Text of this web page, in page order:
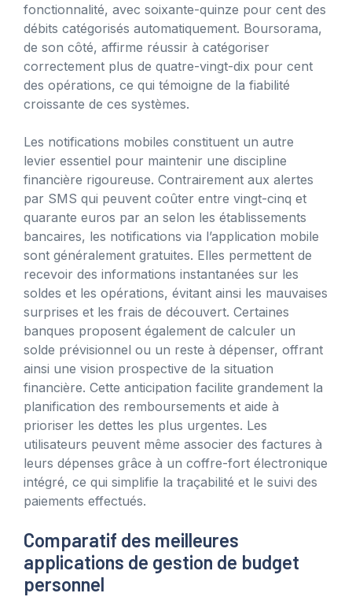
fonctionnalité, avec soixante-quinze pour cent des
débits catégorisés automatiquement. Boursorama,
de son côté, affirme réussir à catégoriser
correctement plus de quatre-vingt-dix pour cent
des opérations, ce qui témoigne de la fiabilité
croissante de ces systèmes.
Les notifications mobiles constituent un autre
levier essentiel pour maintenir une discipline
financière rigoureuse. Contrairement aux alertes
par SMS qui peuvent coûter entre vingt-cinq et
quarante euros par an selon les établissements
bancaires, les notifications via l’application mobile
sont généralement gratuites. Elles permettent de
recevoir des informations instantanées sur les
soldes et les opérations, évitant ainsi les mauvaises
surprises et les frais de découvert. Certaines
banques proposent également de calculer un
solde prévisionnel ou un reste à dépenser, offrant
ainsi une vision prospective de la situation
financière. Cette anticipation facilite grandement la
planification des remboursements et aide à
prioriser les dettes les plus urgentes. Les
utilisateurs peuvent même associer des factures à
leurs dépenses grâce à un coffre-fort électronique
intégré, ce qui simplifie la traçabilité et le suivi des
paiements effectués.
Comparatif des meilleures
applications de gestion de budget
personnel